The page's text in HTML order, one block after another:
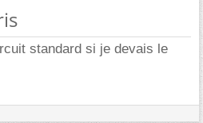
standard si je devais le